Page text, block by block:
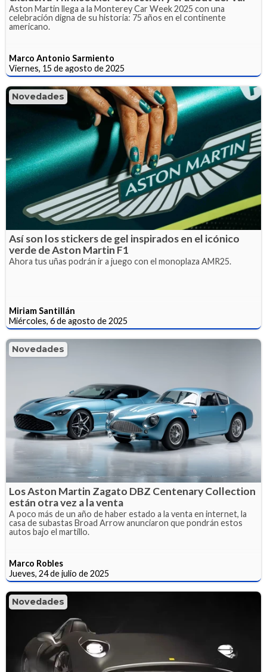
Aston Martin llega a la Monterey Car Week 2025 con una
celebración digna de su historia: 75 años en el continente
americano.
Marco Antonio Sarmiento
Viernes, 15 de agosto de 2025
Novedades
Así son los stickers de gel inspirados en el icónico
verde de Aston Martin F1
Ahora tus uñas podrán ir a juego con el monoplaza AMR25.
Miriam Santillán
Miércoles, 6 de agosto de 2025
Novedades
Los Aston Martin Zagato DBZ Centenary Collection
están otra vez a la venta
A poco más de un año de haber estado a la venta en internet, la
casa de subastas Broad Arrow anunciaron que pondrán estos
autos bajo el martillo.
Marco Robles
Jueves, 24 de julio de 2025
Novedades